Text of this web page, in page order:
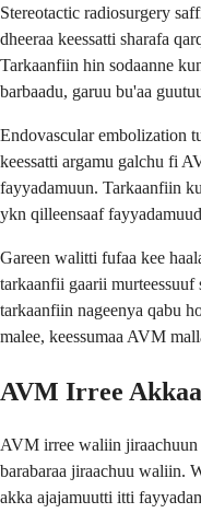
Stereotactic radiosurgery
dheeraa keessatti sharafa
Tarkaanfiin hin sodaanne
barbaadu, garuu bu'aa
Endovascular embolization
keessatti argamu galchu fi
fayyadamuun. Tarkaanfiin
ykn qilleensaaf
Gareen walitti fufaa kee
tarkaanfii gaarii
tarkaanfiin nageenya qabu
malee, keessumaa AVM
AVM Irree
AVM irree waliin jiraachuun
barabaraa jiraachuu waliin.
akka ajajamuutti itti